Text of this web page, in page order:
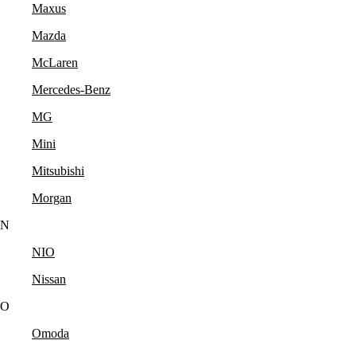
Maxus
Mazda
McLaren
Mercedes-Benz
MG
Mini
Mitsubishi
Morgan
N
NIO
Nissan
O
Omoda